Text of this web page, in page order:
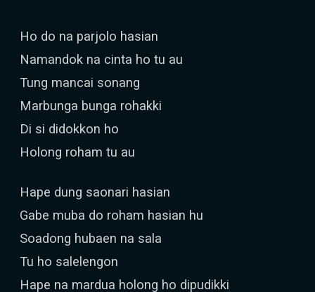
Ho do na parjolo hasian
Namandok na cinta ho tu au
Tung mancai sonang
Marbunga bunga rohakki
Di si didokkon ho
Holong roham tu au
Hape dung saonari hasian
Gabe muba do roham hasian hu
Soadong hubaen na sala
Tu ho salelengon
Hape na mardua holong ho dipudikki